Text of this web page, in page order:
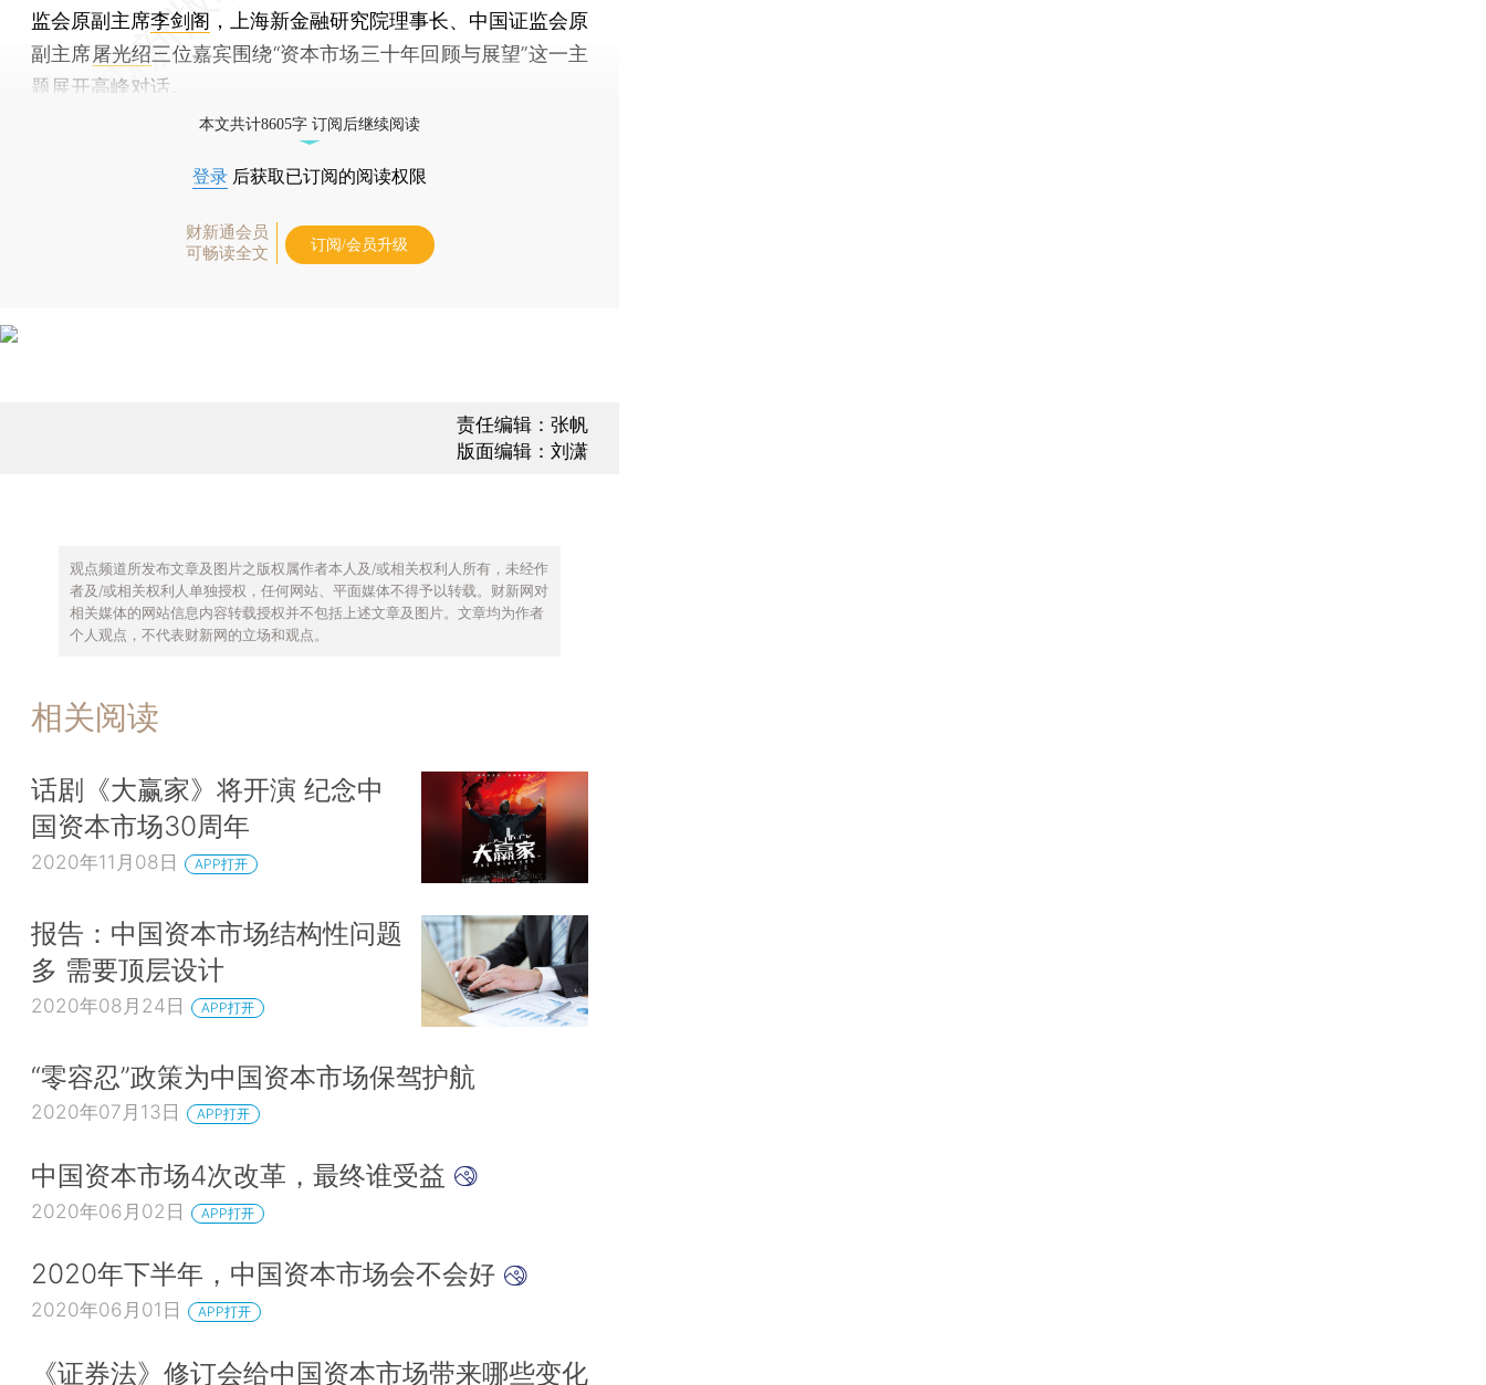
监会原副主席李剑阁 ，上海新金融研究院理事长、中国证监会原
副主席屠光绍三位嘉宾围绕“资本市场三十年回顾与展望”这一主
题展开高峰对话。
本文共计8605字 订阅后继续阅读
登录 后获取已订阅的阅读权限
财新通会员
可畅读全文
订阅/会员升级
责任编辑：张帆
版面编辑：刘潇
观点频道所发布文章及图片之版权属作者本人及/或相关权利人所有，未经作
者及/或相关权利人单独授权，任何网站、平面媒体不得予以转载。财新网对
相关媒体的网站信息内容转载授权并不包括上述文章及图片。文章均为作者
个人观点，不代表财新网的立场和观点。
相关阅读
话剧《大赢家》将开演 纪念中
国资本市场30周年
2020年11月08日 APP打开
报告：中国资本市场结构性问题
多 需要顶层设计
2020年08月24日 APP打开
“零容忍”政策为中国资本市场保驾护航
2020年07月13日 APP打开
中国资本市场4次改革，最终谁受益
2020年06月02日 APP打开
2020年下半年，中国资本市场会不会好
2020年06月01日 APP打开
《证券法》修订会给中国资本市场带来哪些变化